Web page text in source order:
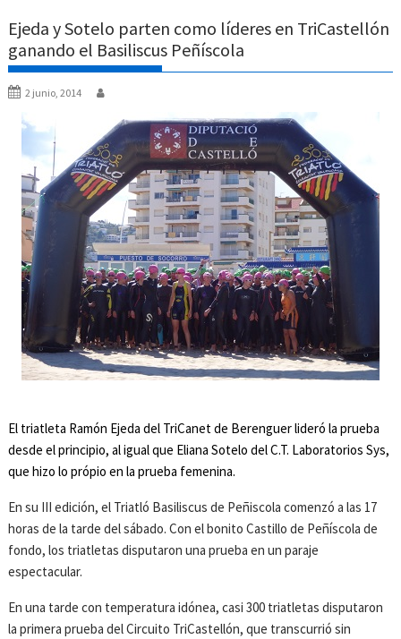
Ejeda y Sotelo parten como líderes en TriCastellón
ganando el Basiliscus Peñíscola
2 junio, 2014
El triatleta Ramón Ejeda del TriCanet de Berenguer lideró la prueba
desde el principio, al igual que Eliana Sotelo del C.T. Laboratorios Sys,
que hizo lo própio en la prueba femenina.
En su III edición, el Triatló Basiliscus de Peñiscola comenzó a las 17
horas de la tarde del sábado. Con el bonito Castillo de Peñíscola de
fondo, los triatletas disputaron una prueba en un paraje
espectacular.
En una tarde con temperatura idónea, casi 300 triatletas disputaron
la primera prueba del Circuito TriCastellón, que transcurrió sin